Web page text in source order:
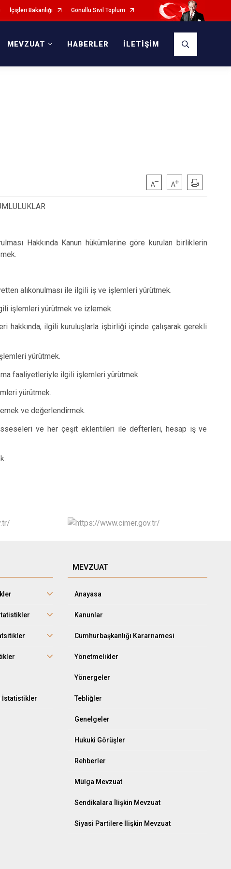
İçişleri Bakanlığı Gönüllü Sivil Toplum
MEVZUAT HABERLER İLETİŞİM
Hakkında Kanun hükümlerine göre kurulan birliklerin
alıkonulması ile ilgili iş ve işlemleri yürütmek.
işlemleri yürütmek ve izlemek.
hakkında, ilgili kuruluşlarla işbirliği içinde çalışarak gerekli
yürütmek.
faaliyetleriyle ilgili işlemleri yürütmek.
yürütmek.
ve değerlendirmek.
ve her çeşit eklentileri ile defterleri, hesap iş ve
İstatistikler
MEVZUAT
Anayasa
Kanunlar
Cumhurbaşkanlığı Kararnamesi
Yönetmelikler
Yönergeler
Tebliğler
Genelgeler
Hukuki Görüşler
Rehberler
Mülga Mevzuat
Sendikalara İlişkin Mevzuat
Siyasi Partilere İlişkin Mevzuat